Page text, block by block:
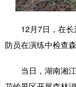
12月7日，在长
防员在演练中检查
当日，湖南湘江